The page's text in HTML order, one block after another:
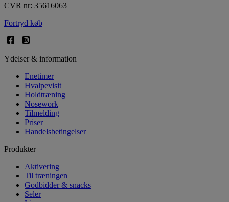
CVR nr: 35616063
Fortryd køb
Ydelser & information
Enetimer
Hvalpevisit
Holdtræning
Nosework
Tilmelding
Priser
Handelsbetingelser
Produkter
Aktivering
Til træningen
Godbidder & snacks
Seler